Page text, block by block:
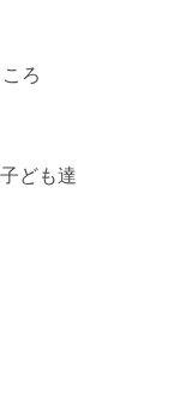
ろ
ども達